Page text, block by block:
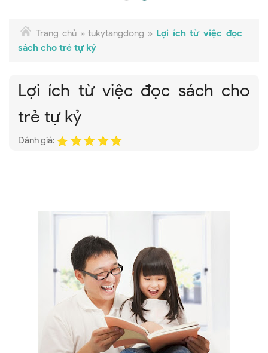
Trang chủ»tukytangdong » Lợi ích từ việc đọc
sách cho trẻ tự kỷ
Lợi ích từ việc đọc sách cho
trẻ tự kỷ
Đánh giá: